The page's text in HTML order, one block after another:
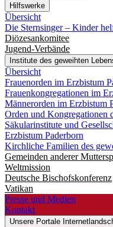
Hilfswerke
Übersicht
Die Sternsinger – Kinder
Diözesankomitee
Jugend-Verbände
Institute des geweihten
Übersicht
Frauenorden im Erzbistum
Frauenkongregationen im
Männerorden im Erzbistum
Orden und Kongregationen
Säkularinstitute und
Erzbistum Paderborn
Kirchliche Familien des
Gemeinden anderer
Weltmission
Deutsche Bischofskonferenz
Vatikan
Presse und Medien
Kontakt
Unsere Portale